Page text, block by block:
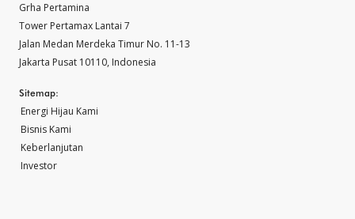
Grha Pertamina
Tower Pertamax Lantai 7
Jalan Medan Merdeka Timur No. 11-13
Jakarta Pusat 10110, Indonesia
Sitemap:
Energi Hijau Kami
Bisnis Kami
Keberlanjutan
Investor